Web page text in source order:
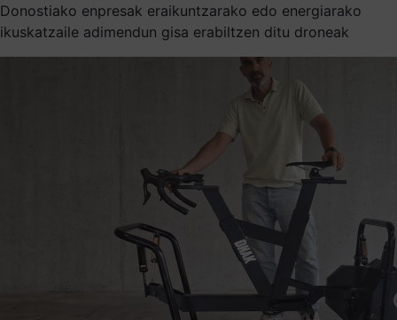
Donostiako enpresak eraikuntzarako edo energiarako
ikuskatzaile adimendun gisa erabiltzen ditu droneak